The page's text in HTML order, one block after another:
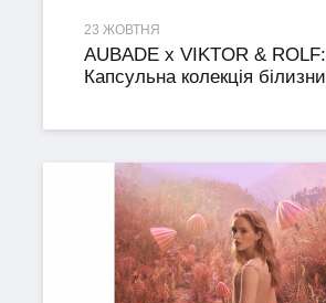
23 ЖОВТНЯ
AUBADE x VIKTOR & ROLF:
Капсульна колекція білизни